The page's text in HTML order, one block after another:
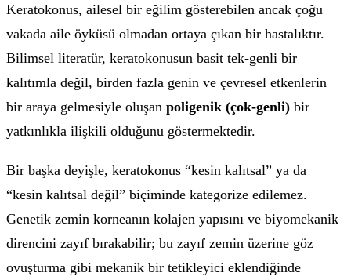
Keratokonus, ailesel bir eğilim gösterebilen ancak çoğu
vakada aile öyküsü olmadan ortaya çıkan bir hastalıktır.
Bilimsel literatür, keratokonusun basit tek-genli bir
kalıtımla değil, birden fazla genin ve çevresel etkenlerin
bir araya gelmesiyle oluşan poligenik (çok-genli) bir
yatkınlıkla ilişkili olduğunu göstermektedir.
Bir başka deyişle, keratokonus “kesin kalıtsal” ya da
“kesin kalıtsal değil” biçiminde kategorize edilemez.
Genetik zemin korneanın kolajen yapısını ve biyomekanik
direncini zayıf bırakabilir; bu zayıf zemin üzerine göz
ovuşturma gibi mekanik bir tetikleyici eklendiğinde